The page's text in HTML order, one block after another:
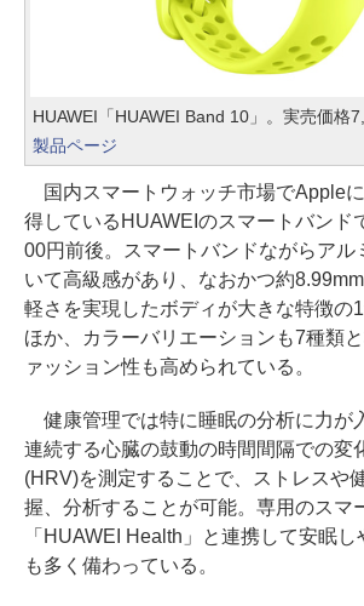
HUAWEI「HUAWEI Band 10」。実売価格
製品ページ
国内スマートウォッチ市場でApple
得しているHUAWEIのスマートバンド
00円前後。スマートバンドながらアル
いて高級感があり、なおかつ約
軽さを実現したボディが大きな特徴の
ほか、カラーバリエーションも7種類
ァッション性も高められている。
健康管理では特に睡眠の分析に力が
連続する心臓の鼓動の時間間隔での変
(HRV)を測定することで、ストレスや
握、分析することが可能。専用のスマ
「HUAWEI Health」と連携して安眠
も多く備わっている。